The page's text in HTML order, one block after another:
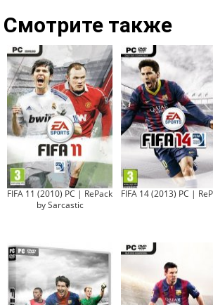
Смотрите также
FIFA 11 (2010) PC | RePack
by Sarcastic
FIFA 14 (2013) PC |